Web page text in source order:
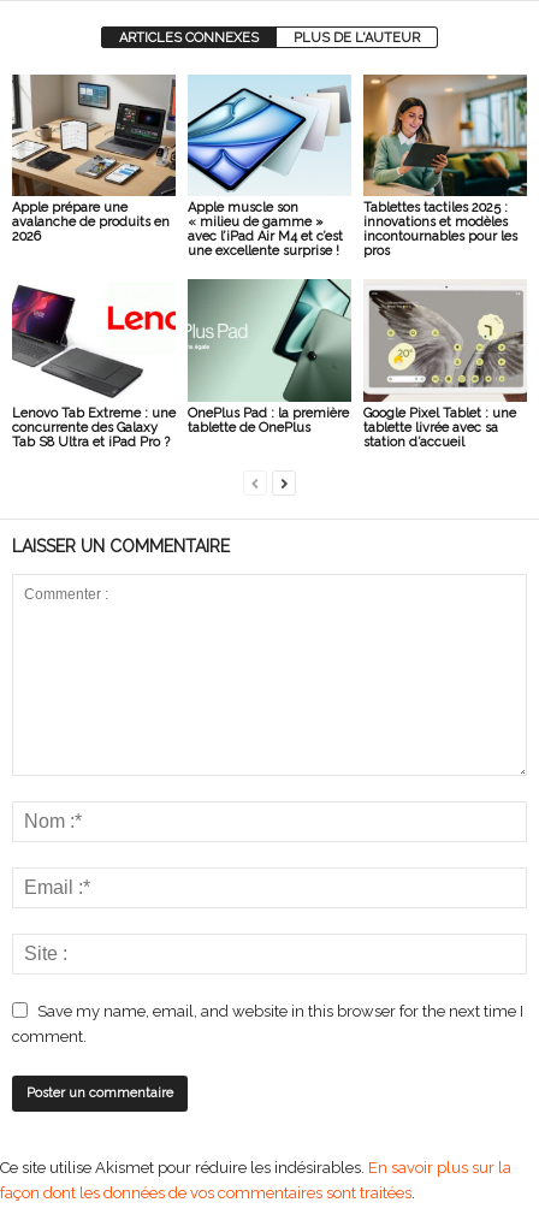
ARTICLES CONNEXES PLUS DE L'AUTEUR
Apple prépare une
avalanche de produits en
2026
Apple muscle son
« milieu de gamme »
avec l’iPad Air M4 et c’est
une excellente surprise !
Tablettes tactiles 2025 :
innovations et modèles
incontournables pour les
pros
Lenovo Tab Extreme : une
concurrente des Galaxy
Tab S8 Ultra et iPad Pro ?
OnePlus Pad : la première
tablette de OnePlus
Google Pixel Tablet : une
tablette livrée avec sa
station d’accueil
LAISSER UN COMMENTAIRE
Save my name, email, and website in this browser for the next time I
comment.
Ce site utilise Akismet pour réduire les indésirables. En savoir plus sur la
façon dont les données de vos commentaires sont traitées